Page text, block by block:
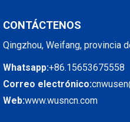
CONTÁCTENOS
Qingzhou, Weifang, provincia
Whatsapp:
Correo electrónico:
Web:www.wusncn.com